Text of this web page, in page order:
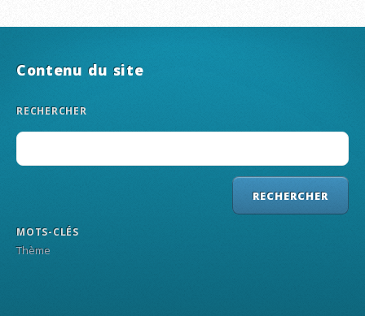
Contenu du site
RECHERCHER
MOTS-CLÉS
Thème